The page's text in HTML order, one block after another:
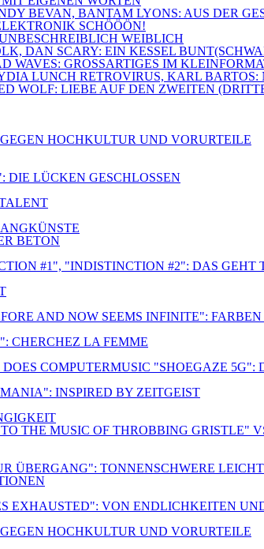
BEVAN, BANTAM LYONS: AUS DER
SCHÖÖÖN!
WEIBLICH
DAN SCARY: EIN KESSEL
WAVES: GROSSARTIGES IM
LUNCH RETROVIRUS, KARL
WOLF: LIEBE AUF DEN ZWEITEN
HOCHKULTUR UND VORURTEILE
DIE LÜCKEN GESCHLOSSEN
BETON
#1", "INDISTINCTION #2": DAS GEHT
AND NOW SEEMS INFINITE":
CHERCHEZ LA FEMME
COMPUTERMUSIC "SHOEGAZE 5G":
INSPIRED BY ZEITGEIST
THE MUSIC OF THROBBING GRISTLE"
ÜBERGANG": TONNENSCHWERE
VON ENDLICHKEITEN
HOCHKULTUR UND VORURTEILE